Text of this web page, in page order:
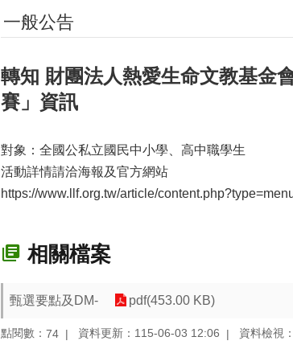
一般公告
轉知 財團法人熱愛生命文教基金
賽」資訊
對象：全國公私立國民中小學、高中職學生
活動詳情請洽海報及官方網站
https://www.llf.org.tw/article/
相關檔案
甄選要點及DM- pdf(453.00 KB)
點閱數： 74 資料更新：115-06-03 12:06 資料檢視